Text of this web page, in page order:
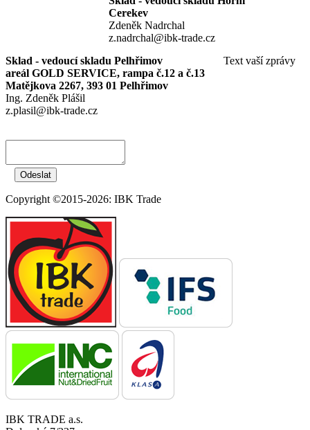
Cerekev
Zdeněk Nadrchal
z.nadrchal@ibk-trade.cz
Sklad - vedoucí skladu Pelhřimov
areál GOLD SERVICE, rampa č.12 a č.13
Matějkova 2267, 393 01 Pelhřimov
Ing. Zdeněk Plášil
z.plasil@ibk-trade.cz
Text vaší zprávy
Copyright ©2015-2026: IBK Trade
IBK TRADE a.s.